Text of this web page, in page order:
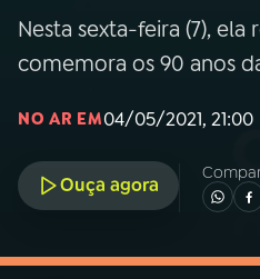
06VIDEOCASTS
07ÚLTIMAS
08PRÊMIO RÁDIO MEC
Nesta sexta-feira (7),
comemora os 90 anos
NO AR EM04/05/2021, 21:00
Ouça agora